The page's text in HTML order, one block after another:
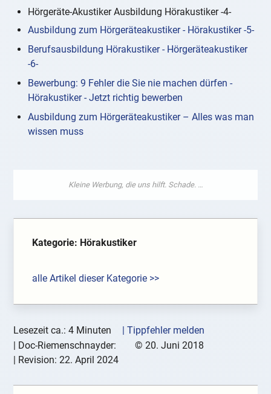
Hörgeräte-Akustiker Ausbildung Hörakustiker -4-
Ausbildung zum Hörgeräteakustiker - Hörakustiker -5-
Berufsausbildung Hörakustiker - Hörgeräteakustiker
-6-
Bewerbung: 9 Fehler die Sie nie machen dürfen -
Hörakustiker - Jetzt richtig bewerben
Ausbildung zum Hörgeräteakustiker – Alles was man
wissen muss
Kategorie: Hörakustiker
alle Artikel dieser Kategorie >>
Lesezeit ca.: 4 Minuten
| Tippfehler melden
| Doc-Riemenschnayder: © 20. Juni 2018
| Revision:22. April 2024